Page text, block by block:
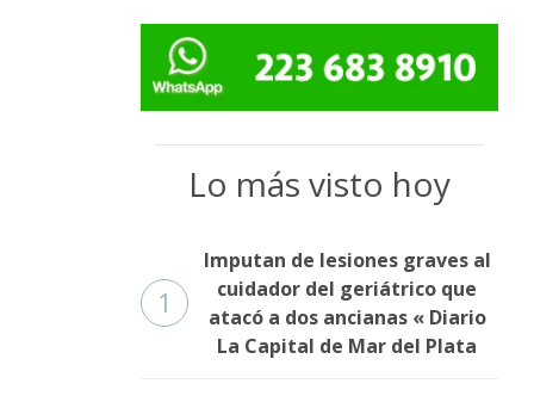
Lo más visto hoy
1
Imputan de lesiones graves al
cuidador del geriátrico que
atacó a dos ancianas « Diario
La Capital de Mar del Plata